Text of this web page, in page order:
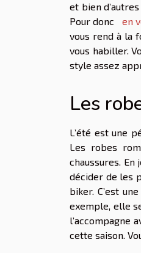
et bien
Pour donc en
vous rend à la
vous habiller.
style assez
Les
L’été est une
Les robes
chaussures.
décider de les
biker. C’est
exemple, elle
l’accompagne
cette saison.